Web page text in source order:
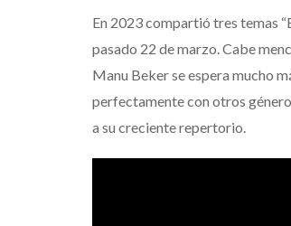
En 2023 compartió tres temas
pasado 22 de marzo. Cabe
Manu Beker se espera mucho
perfectamente con otros
a su creciente repertorio.